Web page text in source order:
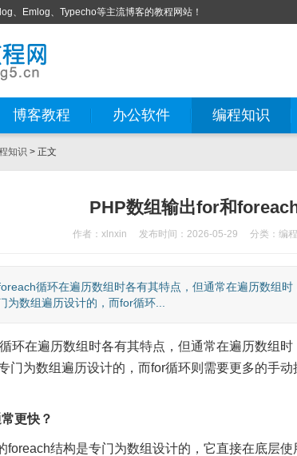
、Emlog、Typecho等主流博客的教程网站！
博客教程 办公软件 编程知识
知识 > 正文
PHP数组输出for和
作者：xlnxin 发布时间：2026-05-29 分类：编
循环在遍历数组时各有其特点，但通常在遍历数组
为数组遍历设计的，而for循环...
环在遍历数组时各有其特点，但通常在遍历数组
门为数组遍历设计的，而for循环则需要更多的手
更快？
foreach结构是专门为数组设计的，它直接在底层